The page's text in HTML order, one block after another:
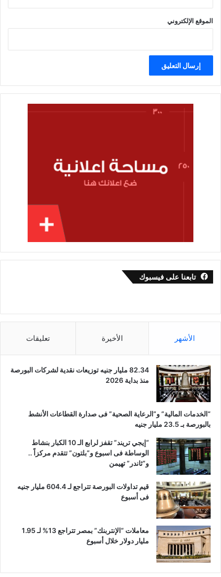
الموقع الإلكتروني
تابعنا على فيسبوك
الأشهر الأخيرة تعليقات
82.34 مليار جنيه توزيعات نقدية لشركات البورصة
منذ بداية 2026
“الخدمات المالية” و”الرعاية الصحية” فى صدارة القطاعات الأنشط
بالبورصة بـ 23.5 مليار جنيه
“إيجي تريند” تقفز لرابع الـ 10 الكبار بنشاط
الوساطة فى اسبوع و”بلتون” تتقدم مركزاً ..
و”ثاندر” تهيمن
قيم تداولات البورصة تتراجع لـ 604.4 مليار جنيه
فى أسبوع
معاملات “الإنتربنك” بمصر تتراجع 13% لـ 1.95
مليار دولار خلال أسبوع